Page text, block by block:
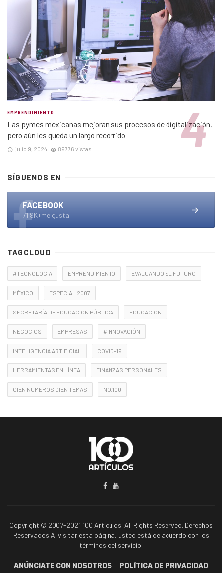
EMPRENDIMIENTO
Las pymes mexicanas mejoran sus procesos de digitalización,
pero aún les queda un largo recorrido
julio 9, 2024 89776 vistas
SÍGUENOS EN
FACEBOOK
71.9K+me gusta
TAGCLOUD
#TECNOLOGIA EMPRENDIMIENTO EVALUANDO EL FUTURO
MÉXICO ESPECIAL 2007
SECRETARÍA DE EDUCACIÓN PÚBLICA EDUCACIÓN
NEGOCIOS EMPRESAS #INNOVACIÓN
INTELIGENCIA ARTIFICIAL COVID-19
HERRAMIENTAS EN LÍNEA FINANZAS PERSONALES
CIEN NÚMEROS CIEN TEMAS NO.100
Copyright © 2007-2021 100 Artículos. All Rights Reserved. Derechos
Reservados Al visitar esta página, usted está de acuerdo con los
términos del servicio.
ANÚNCIATE CON NOSOTROS POLÍTICA DE PRIVACIDAD